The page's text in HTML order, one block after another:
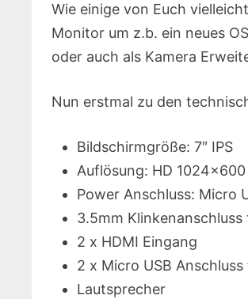
Wie einige von Euch
Monitor um z.b. ein neues
oder auch als Kamera
Nun erstmal zu den
Bildschirmgröße: 7″ IPS
Auflösung: HD 1024×600
Power Anschluss: Micro
3.5mm
2 x HDMI Eingang
2 x Micro USB
Lautsprecher